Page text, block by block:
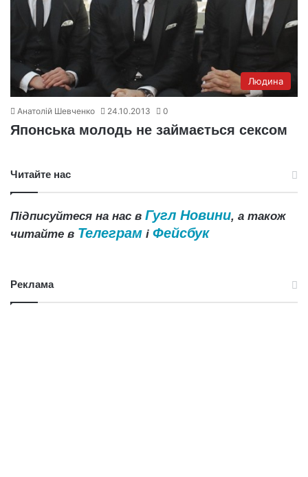
Людина
Анатолій Шевченко 24.10.2013 0
Японська молодь не займається сексом
Читайте нас
Підписуйтеся на нас в Гугл Новини, а також
читайте в Телеграм і Фейсбук
Реклама